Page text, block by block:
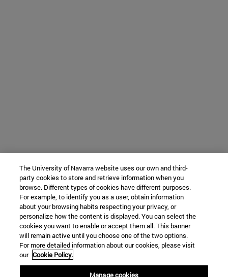
The University of Navarra website uses our own and third-
party cookies to store and retrieve information when you
browse. Different types of cookies have different purposes.
For example, to identify you as a user, obtain information
about your browsing habits respecting your privacy, or
personalize how the content is displayed. You can select the
cookies you want to enable or accept them all. This banner
will remain active until you choose one of the two options.
For more detailed information about our cookies, please visit
our Cookie Policy.
Manage cookies